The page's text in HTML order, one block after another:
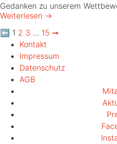
Gedanken zu unserem
Weiterlesen →
⬅ 1 2 3 … 15 ➞
Kontakt
Impressum
Datenschutz
AGB